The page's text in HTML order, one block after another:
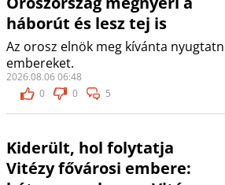
háborút és lesz tej is
Az orosz elnök meg kívánta
embereket.
2026.08.06 06:48
0
0 5
Kiderült, hol folytatja
Vitézy fővárosi embere: